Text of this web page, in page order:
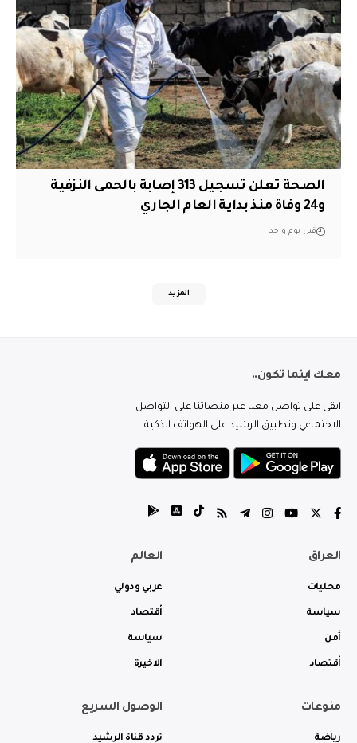
الصحة تعلن تسجيل 313 إصابة بالحمى النزفية
و24 وفاة منذ بداية العام الجاري
قبل يوم واحد
المزيد
معك اينما تكون..
ابقى على تواصل معنا عبر منصاتنا على التواصل
الاجتماعي وتطبيق الرشيد على الهواتف الذكية.
العراق
محليات
سياسة
أمن
أقتصاد
العالم
عربي ودولي
أقتصاد
سياسة
الاخيرة
منوعات
رياضة
الوصول السريع
تردد قناة الرشيد